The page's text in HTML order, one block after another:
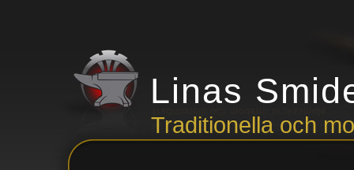
Linas
Traditionella och